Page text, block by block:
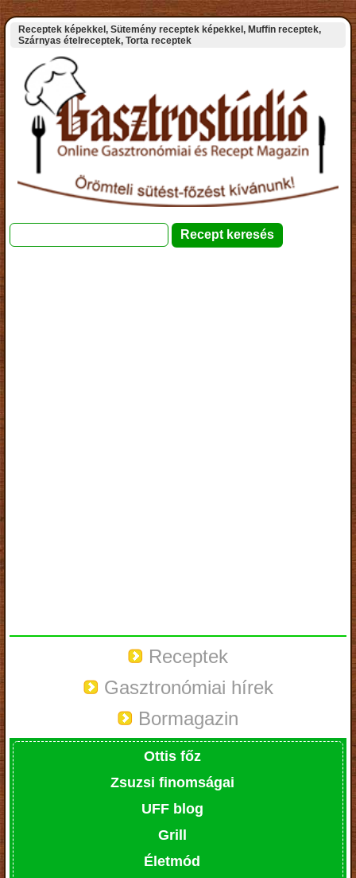
Receptek képekkel, Sütemény receptek képekkel, Muffin receptek,
Szárnyas ételreceptek, Torta receptek
Receptek
Gasztronómiai hírek
Bormagazin
Ottis főz
Zsuzsi finomságai
UFF blog
Grill
Életmód